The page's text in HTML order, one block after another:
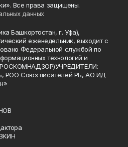
Все права защищены.
данных
Башкортостан, г. Уфа),
еженедельник, выходит с
Федеральной службой по
технологий и
РОО Союз писателей РБ, АО ИД